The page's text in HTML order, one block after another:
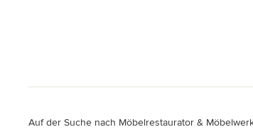
Auf der Suche nach Möbelrestaurator &